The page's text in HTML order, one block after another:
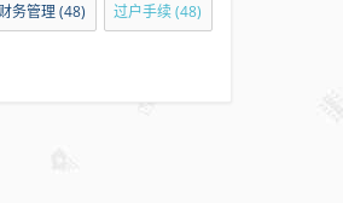
财务管理(48) 过户手续(48)